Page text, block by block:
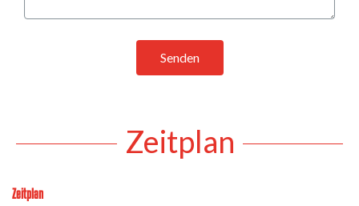
Senden
Zeitplan
Zeitplan